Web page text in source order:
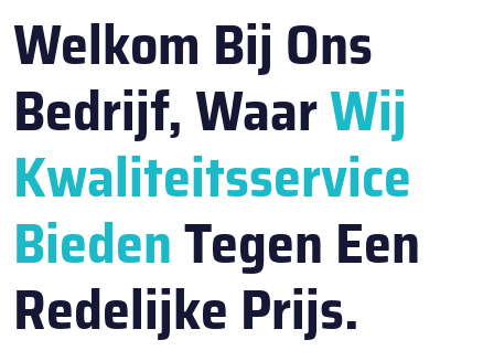
Welkom Bij Ons
Bedrijf, WaarWij
Kwaliteitsservice
BiedenTegen Een
Redelijke Prijs.